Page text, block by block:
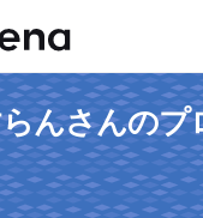
んさんのプ